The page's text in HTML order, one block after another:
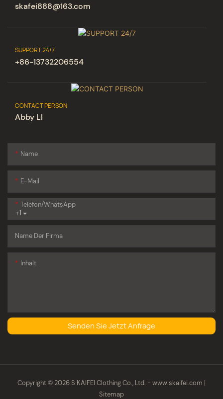
skafei888@163.com
SUPPORT 24/7
+86-13732206554
CONTACT PERSON
Abby LI
Name
E-Mail
+1
Telefon/WhatsApp
Name Der Firma
Inhalt
Senden Sie Jetzt Anfrage
Copyright © 2026 S·KAIFEI Clothing Co., Ltd. - www.skaifei.com |
Sitemap